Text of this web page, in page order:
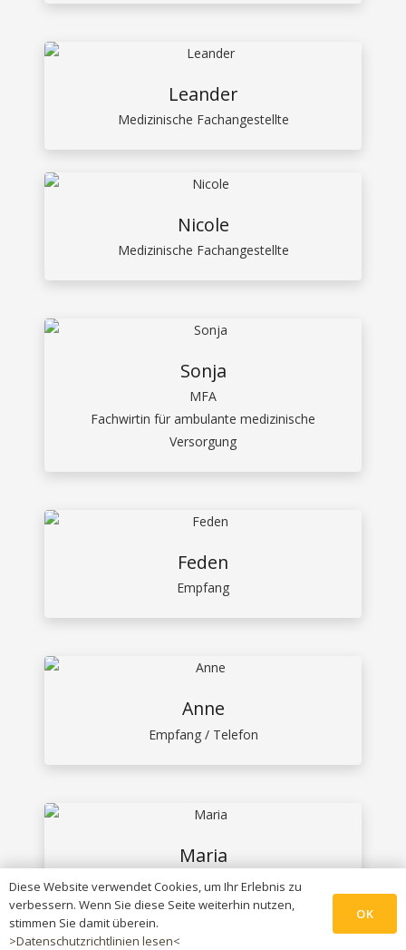
Leander
Medizinische Fachangestellte
Nicole
Medizinische Fachangestellte
Sonja
MFA
Fachwirtin für ambulante medizinische
Versorgung
Feden
Empfang
Anne
Empfang / Telefon
Maria
Auszubildende
Diese Website verwendet Cookies, um Ihr Erlebnis zu
verbessern. Wenn Sie diese Seite weiterhin nutzen,
stimmen Sie damit überein.
>Datenschutzrichtlinien lesen<
OK